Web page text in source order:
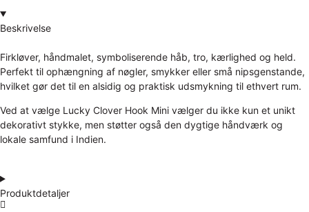
Beskrivelse
Firkløver, håndmalet, symboliserende håb, tro, kærlighed og held.
Perfekt til ophængning af nøgler, smykker eller små nipsgenstande,
hvilket gør det til en alsidig og praktisk udsmykning til ethvert rum.
Ved at vælge Lucky Clover Hook Mini vælger du ikke kun et unikt
dekorativt stykke, men støtter også den dygtige håndværk og
lokale samfund i Indien.
Produktdetaljer